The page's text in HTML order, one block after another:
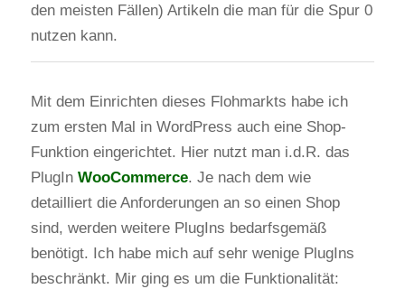
den meisten Fällen) Artikeln die man für die Spur 0
nutzen kann.
Mit dem Einrichten dieses Flohmarkts habe ich
zum ersten Mal in WordPress auch eine Shop-
Funktion eingerichtet. Hier nutzt man i.d.R. das
PlugIn WooCommerce. Je nach dem wie
detailliert die Anforderungen an so einen Shop
sind, werden weitere PlugIns bedarfsgemäß
benötigt. Ich habe mich auf sehr wenige PlugIns
beschränkt. Mir ging es um die Funktionalität: